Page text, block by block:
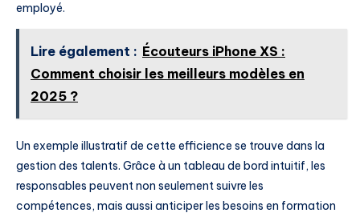
employé.
Lire également : Écouteurs iPhone XS :
Comment choisir les meilleurs modèles en
2025 ?
Un exemple illustratif de cette efficience se trouve dans la
gestion des talents. Grâce à un tableau de bord intuitif, les
responsables peuvent non seulement suivre les
compétences, mais aussi anticiper les besoins en formation